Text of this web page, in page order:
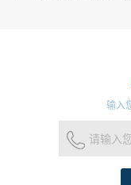
输入
请输入